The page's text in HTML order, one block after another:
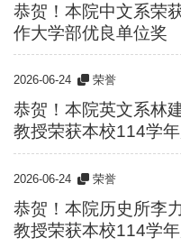
恭贺！本院中文系荣
作大学部优良单位奖
2026-06-24 荣誉
恭贺！本院英文系林
教授荣获本校114学
2026-06-24 荣誉
恭贺！本院历史所李
教授荣获本校114学